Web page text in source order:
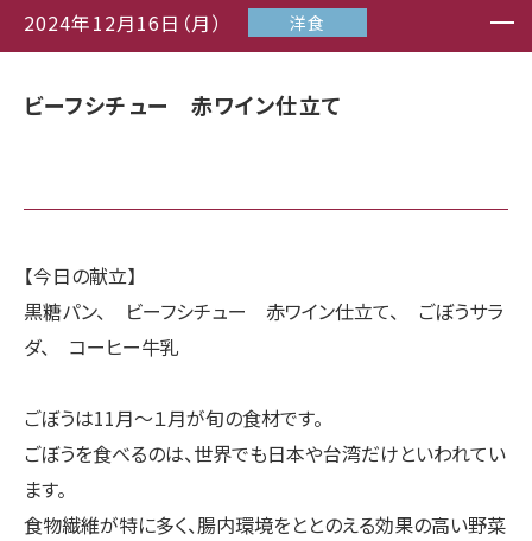
2024年12月16日（月） 洋食
ビーフシチュー 赤ワイン仕立て
【今日の献立】
黒糖パン、 ビーフシチュー 赤ワイン仕立て、 ごぼうサラ
ダ、 コーヒー牛乳
ごぼうは11月〜１月が旬の食材です。
ごぼうを食べるのは、世界でも日本や台湾だけといわれてい
ます。
食物繊維が特に多く、腸内環境をととのえる効果の高い野菜